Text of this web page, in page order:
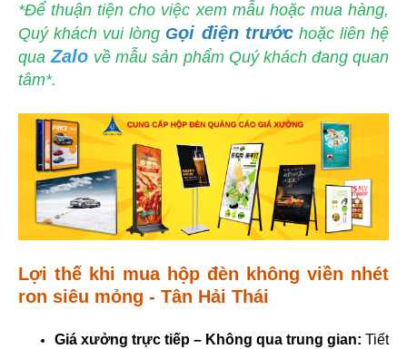
*Để thuận tiện cho việc xem mẫu hoặc mua hàng,
Quý khách vui lòng Gọi điệntrướchoặc liên hệ
qua Zalo về mẫu sản phẩm Quý khách đang quan
tâm*.
Lợi thế khi mua hộp đèn không viền nhét
ron siêu mỏng - Tân Hải Thái
Giá xưởng trực tiếp – Không qua trung gian: Tiết